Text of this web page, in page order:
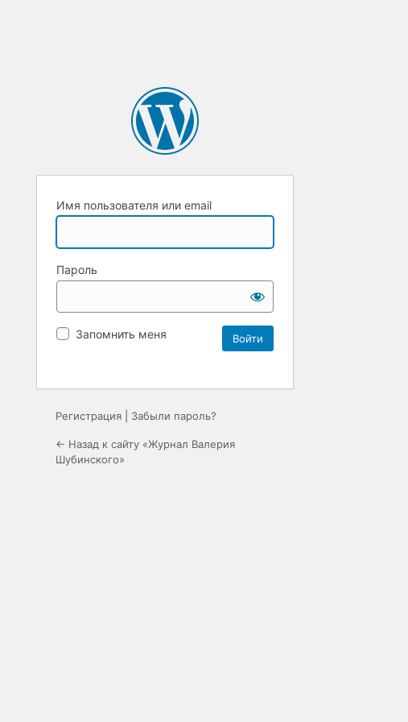
Имя пользователя или email
Пароль
Запомнить меня
Регистрация Забыли пароль?
← Назад к сайту «Журнал Валерия
Шубинского»